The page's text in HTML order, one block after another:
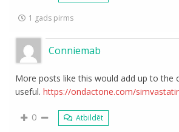
1 gads pirms
Conniemab
More posts like this would add up to the
useful.https://ondactone.com/
0 Atbildēt